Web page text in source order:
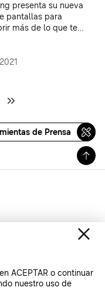
presenta su nueva
pantallas para
más de lo que te
de Prensa
ACEPTAR o continuar
nuestro uso de